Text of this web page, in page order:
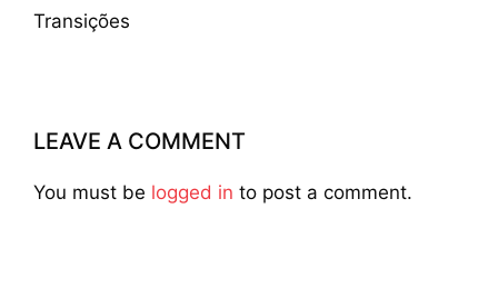
Transições
LEAVE A COMMENT
You must be logged in to post a comment.